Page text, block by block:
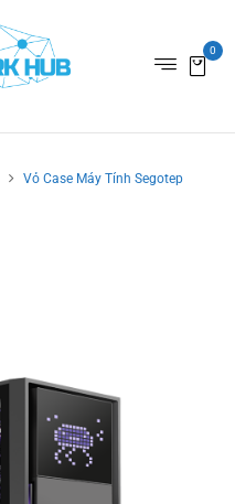
0
Vỏ Case Máy Tính Segotep